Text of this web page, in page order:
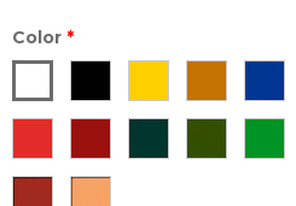
Color *